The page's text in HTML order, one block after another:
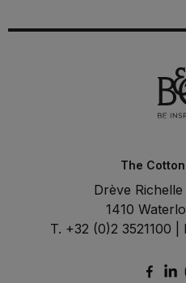
The
Drève
1410
T. +32 (0)2 3521100